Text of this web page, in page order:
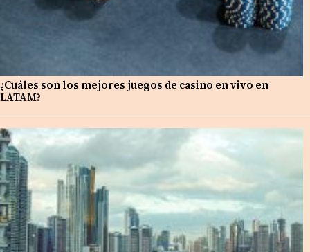
¿Cuáles son los mejores juegos de casino en vivo en
LATAM?